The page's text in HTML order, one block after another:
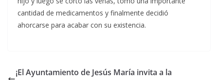
cantidad de medicamentos y finalmente decidió
ahorcarse para acabar con su existencia.
¡El Ayuntamiento de Jesús María invita a la